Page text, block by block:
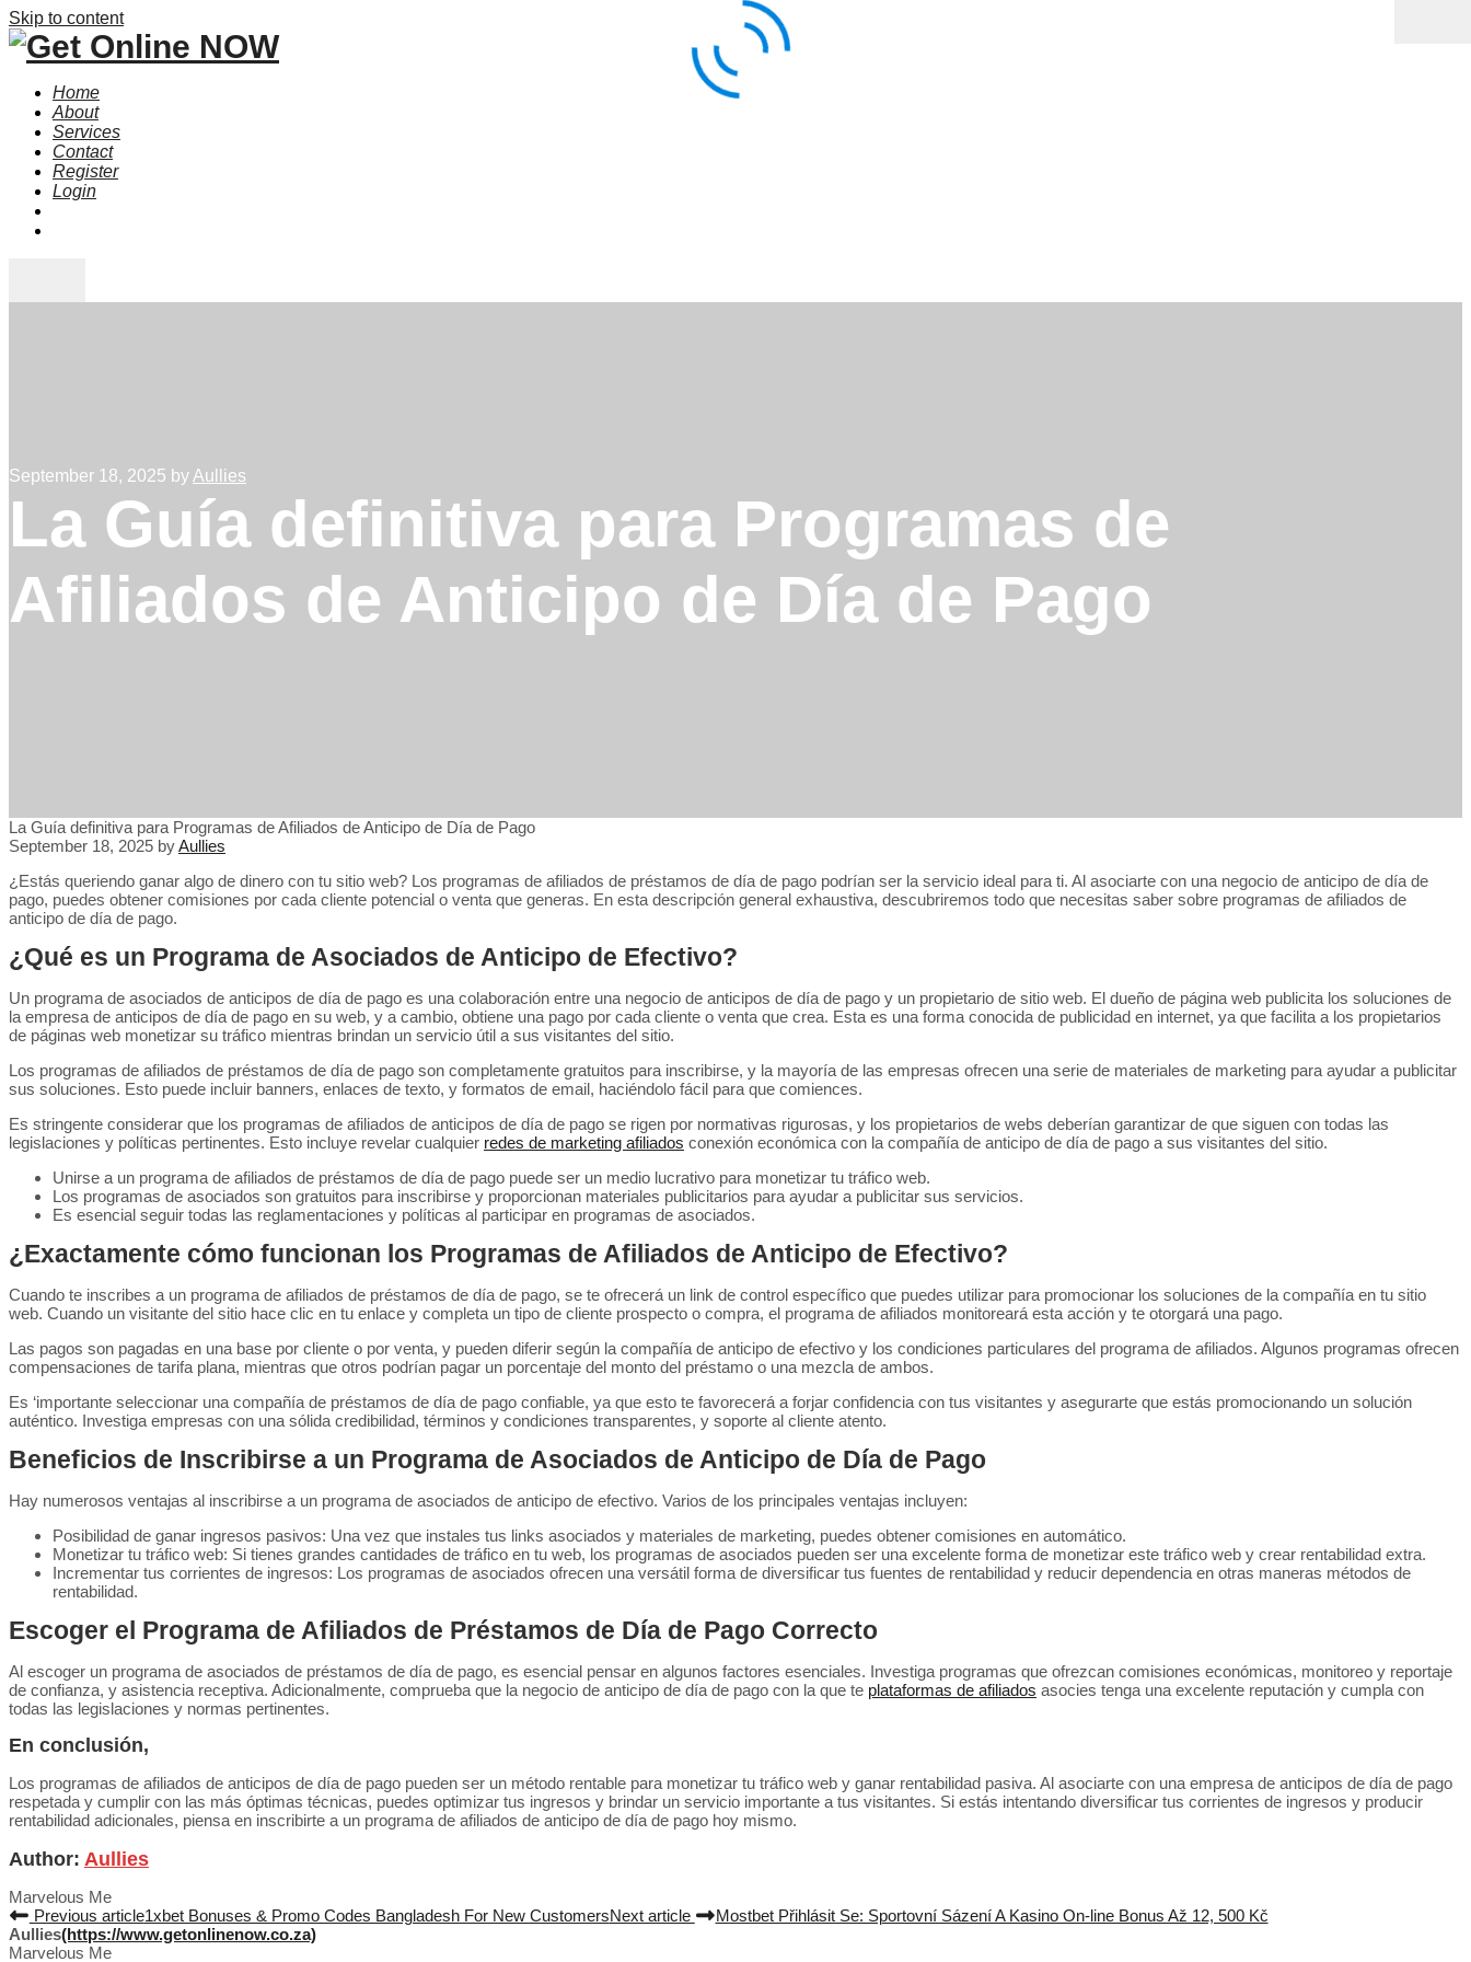
Skip to content
Home
About
Services
Contact
Register
Login
September 18, 2025 by Aullies
La Guía definitiva para Programas de
Afiliados de Anticipo de Día de Pago
La Guía definitiva para Programas de Afiliados de Anticipo de Día de Pago
September 18, 2025 byAullies
¿Estás queriendo ganar algo de dinero con tu sitio web? Los programas de afiliados de préstamos de día de pago podrían ser la servicio ideal para ti. Al asociarte con una negocio de anticipo de día de
pago, puedes obtener comisiones por cada cliente potencial o venta que generas. En esta descripción general exhaustiva, descubriremos todo que necesitas saber sobre programas de afiliados de
anticipo de día de pago.
¿Qué es un Programa de Asociados de Anticipo de Efectivo?
Un programa de asociados de anticipos de día de pago es una colaboración entre una negocio de anticipos de día de pago y un propietario de sitio web. El dueño de página web publicita los soluciones de
la empresa de anticipos de día de pago en su web, y a cambio, obtiene una pago por cada cliente o venta que crea. Esta es una forma conocida de publicidad en internet, ya que facilita a los propietarios
de páginas web monetizar su tráfico mientras brindan un servicio útil a sus visitantes del sitio.
Los programas de afiliados de préstamos de día de pago son completamente gratuitos para inscribirse, y la mayoría de las empresas ofrecen una serie de materiales de marketing para ayudar a publicitar
sus soluciones. Esto puede incluir banners, enlaces de texto, y formatos de email, haciéndolo fácil para que comiences.
Es stringente considerar que los programas de afiliados de anticipos de día de pago se rigen por normativas rigurosas, y los propietarios de webs deberían garantizar de que siguen con todas las
legislaciones y políticas pertinentes. Esto incluye revelar cualquier redes de marketing afiliados conexión económica con la compañía de anticipo de día de pago a sus visitantes del sitio.
Unirse a un programa de afiliados de préstamos de día de pago puede ser un medio lucrativo para monetizar tu tráfico web.
Los programas de asociados son gratuitos para inscribirse y proporcionan materiales publicitarios para ayudar a publicitar sus servicios.
Es esencial seguir todas las reglamentaciones y políticas al participar en programas de asociados.
¿Exactamente cómo funcionan los Programas de Afiliados de Anticipo de Efectivo?
Cuando te inscribes a un programa de afiliados de préstamos de día de pago, se te ofrecerá un link de control específico que puedes utilizar para promocionar los soluciones de la compañía en tu sitio
web. Cuando un visitante del sitio hace clic en tu enlace y completa un tipo de cliente prospecto o compra, el programa de afiliados monitoreará esta acción y te otorgará una pago.
Las pagos son pagadas en una base por cliente o por venta, y pueden diferir según la compañía de anticipo de efectivo y los condiciones particulares del programa de afiliados. Algunos programas ofrecen
compensaciones de tarifa plana, mientras que otros podrían pagar un porcentaje del monto del préstamo o una mezcla de ambos.
Es ‘importante seleccionar una compañía de préstamos de día de pago confiable, ya que esto te favorecerá a forjar confidencia con tus visitantes y asegurarte que estás promocionando un solución
auténtico. Investiga empresas con una sólida credibilidad, términos y condiciones transparentes, y soporte al cliente atento.
Beneficios de Inscribirse a un Programa de Asociados de Anticipo de Día de Pago
Hay numerosos ventajas al inscribirse a un programa de asociados de anticipo de efectivo. Varios de los principales ventajas incluyen:
Posibilidad de ganar ingresos pasivos: Una vez que instales tus links asociados y materiales de marketing, puedes obtener comisiones en automático.
Monetizar tu tráfico web: Si tienes grandes cantidades de tráfico en tu web, los programas de asociados pueden ser una excelente forma de monetizar este tráfico web y crear rentabilidad extra.
Incrementar tus corrientes de ingresos: Los programas de asociados ofrecen una versátil forma de diversificar tus fuentes de rentabilidad y reducir dependencia en otras maneras métodos de
rentabilidad.
Escoger el Programa de Afiliados de Préstamos de Día de Pago Correcto
Al escoger un programa de asociados de préstamos de día de pago, es esencial pensar en algunos factores esenciales. Investiga programas que ofrezcan comisiones económicas, monitoreo y reportaje
de confianza, y asistencia receptiva. Adicionalmente, comprueba que la negocio de anticipo de día de pago con la que te plataformas de afiliados asocies tenga una excelente reputación y cumpla con
todas las legislaciones y normas pertinentes.
En conclusión,
Los programas de afiliados de anticipos de día de pago pueden ser un método rentable para monetizar tu tráfico web y ganar rentabilidad pasiva. Al asociarte con una empresa de anticipos de día de pago
respetada y cumplir con las más óptimas técnicas, puedes optimizar tus ingresos y brindar un servicio importante a tus visitantes. Si estás intentando diversificar tus corrientes de ingresos y producir
rentabilidad adicionales, piensa en inscribirte a un programa de afiliados de anticipo de día de pago hoy mismo.
Author: Aullies
Marvelous Me
Previous article1xbet Bonuses & Promo Codes Bangladesh For New CustomersNext article
Mostbet Přihlásit Se: Sportovní Sázení A Kasino On-line Bonus Až 12, 500 Kč
Aullies(https://www.getonlinenow.co.za)
Marvelous Me